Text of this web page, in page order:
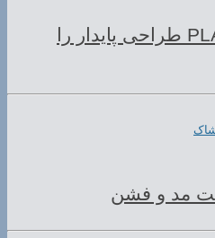
چگونه بازیافت متریال PLA طراحی پایدار را
مد و فشن